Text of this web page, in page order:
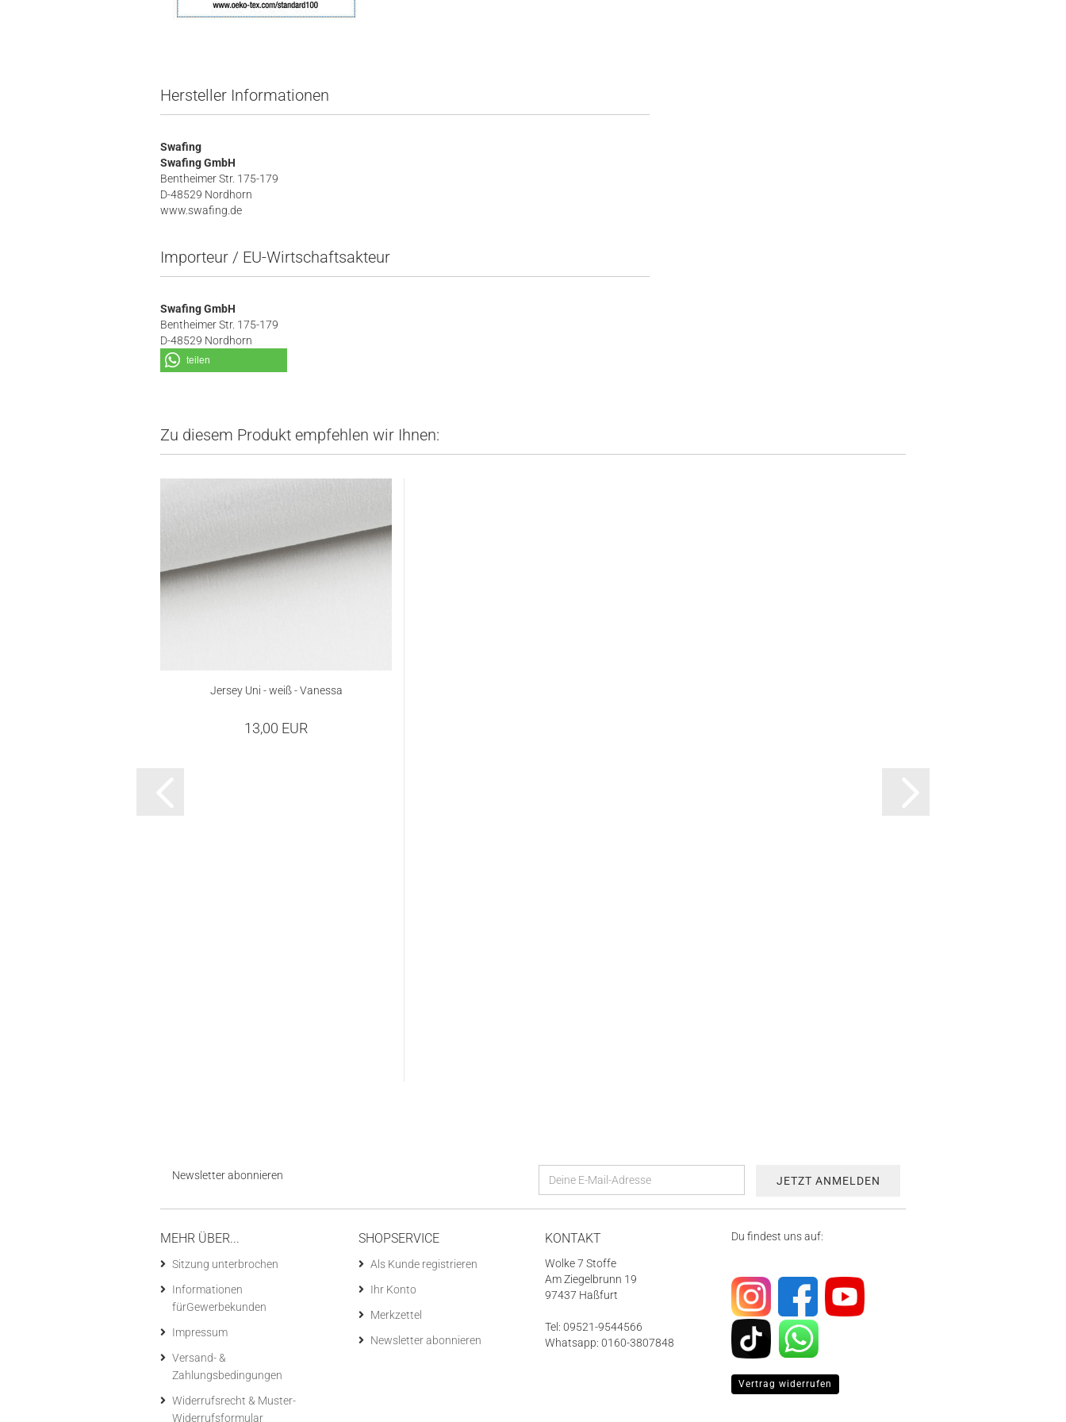
Hersteller Informationen
Swafing
Swafing GmbH
Bentheimer Str. 175-179
D-48529 Nordhorn
www.swafing.de
Importeur / EU-Wirtschaftsakteur
Swafing GmbH
Bentheimer Str. 175-179
D-48529 Nordhorn
teilen
Zu diesem Produkt empfehlen wir Ihnen:
Jersey Uni - weiß - Vanessa
13,00 EUR
Newsletter abonnieren
MEHR ÜBER...
Sitzung unterbrochen
Informationen
fürGewerbekunden
Impressum
Versand- &
Zahlungsbedingungen
Widerrufsrecht & Muster-
Widerrufsformular
SHOPSERVICE
Als Kunde registrieren
Ihr Konto
Merkzettel
Newsletter abonnieren
KONTAKT
Wolke 7 Stoffe
Am Ziegelbrunn 19
97437 Haßfurt
Tel: 09521-9544566
Whatsapp: 0160-3807848
Du findest uns auf:
Vertrag widerrufen